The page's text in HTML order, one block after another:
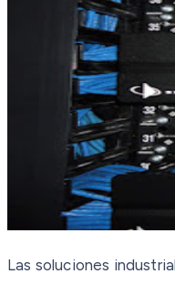
Las soluciones